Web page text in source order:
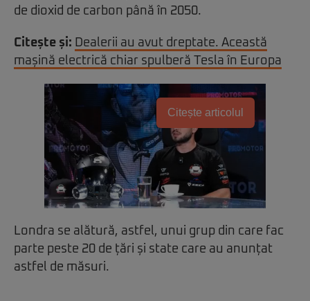
de dioxid de carbon până în 2050.
Citește și: Dealerii au avut dreptate. Această
mașină electrică chiar spulberă Tesla în Europa
Citește articolul
Londra se alătură, astfel, unui grup din care fac
parte peste 20 de țări și state care au anunțat
astfel de măsuri.